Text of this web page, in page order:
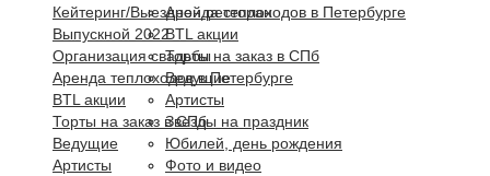
Аренда теплоходов в Петербурге
BTL акции
Торты на заказ в СПб
Ведущие
Артисты
Звезды на праздник
Юбилей, день рождения
Фото и видео
Кейтеринг/Выездной ресторан
Выпускной 2022
Организация свадьбы
Аренда теплоходов в Петербурге
BTL акции
Торты на заказ в СПб
Ведущие
Артисты